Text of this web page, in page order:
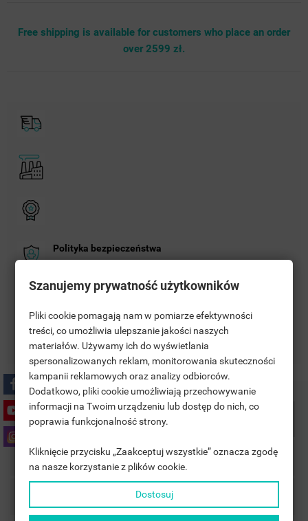
Free shipping is available for customers who place an order
over 2599 zł.
Polityka bezpieczeństwa
Zasady dostawy
Zasady zwrotu
Product Details
Accessories
Comments
MOJE LISTY ŻYCZEŃ
((TITLE))
((LABEL))
((CANCELTEXT))
SIGN IN
YOU NEED TO BE LOGGED IN TO SAVE PRODUCTS IN YOUR
WISHLIST.
((CANCELTEXT)) ((LOGINTEXT))
Szanujemy prywatność użytkowników
Pliki cookie pomagają nam w pomiarze efektywności
treści, co umożliwia ulepszanie jakości naszych
materiałów. Używamy ich do wyświetlania
spersonalizowanych reklam, monitorowania skuteczności
kampanii reklamowych oraz analizy odbiorców.
Dodatkowo, pliki cookie umożliwiają przechowywanie
informacji na Twoim urządzeniu lub dostęp do nich, co
poprawia funkcjonalność strony.
Kliknięcie przycisku „Zaakceptuj wszystkie” oznacza zgodę
na nasze korzystanie z plików cookie.
Dostosuj